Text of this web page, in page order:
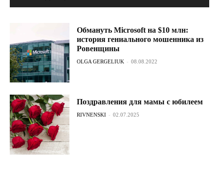
Обмануть Microsoft на $10 млн:
история гениального мошенника из
Ровенщины
OLGA GERGELIUK - 08.08.2022
Поздравления для мамы с юбилеем
RIVNENSKI - 02.07.2025